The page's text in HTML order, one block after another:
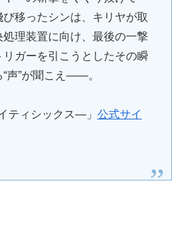
び移ったシンは、キリヤが取
処理装置に向け、最後の一撃
リガーを引こうとしたその瞬
声”が聞こえ――。
ティシックス―」 公式サイ